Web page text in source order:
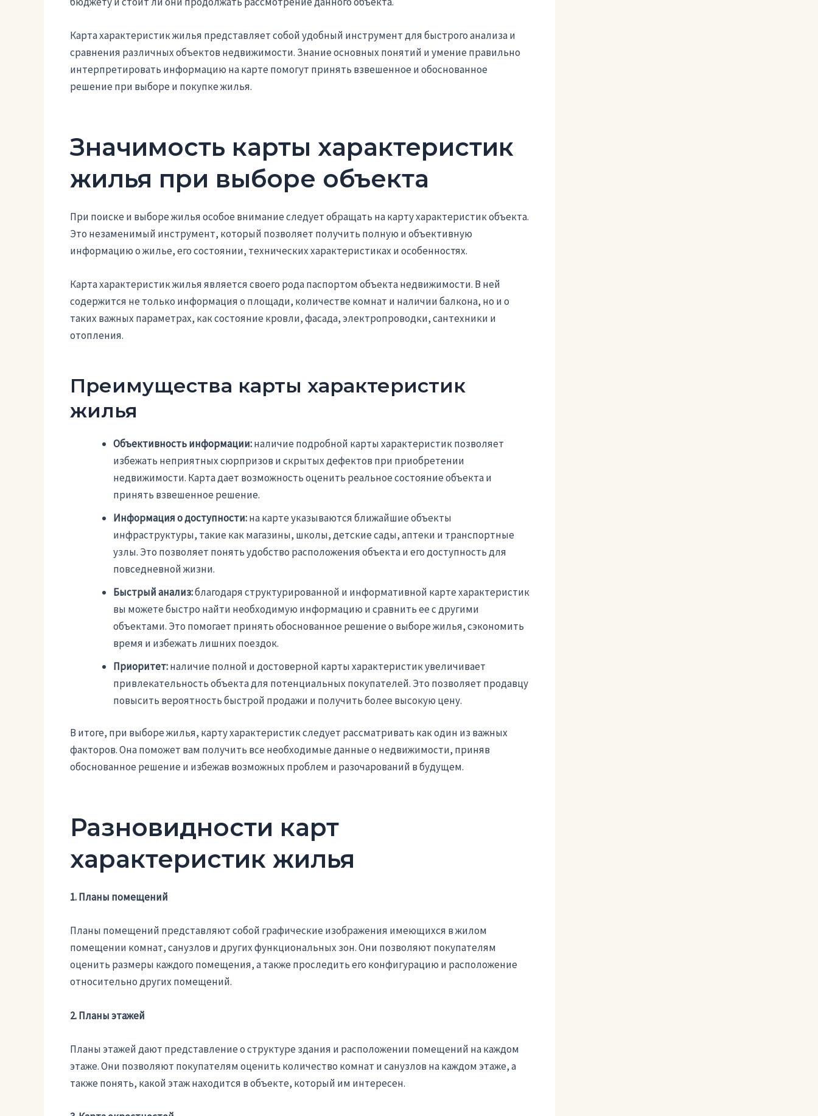
Карта характеристик жилья представляет собой удобный инструмент для быстрого анализа и
сравнения различных объектов недвижимости. Знание основных понятий и умение правильно
интерпретировать информацию на карте помогут принять взвешенное и обоснованное
решение при выборе и покупке жилья.
Значимость карты характеристик
жилья при выборе объекта
При поиске и выборе жилья особое внимание следует обращать на карту характеристик объекта.
Это незаменимый инструмент, который позволяет получить полную и объективную
информацию о жилье, его состоянии, технических характеристиках и особенностях.
Карта характеристик жилья является своего рода паспортом объекта недвижимости. В ней
содержится не только информация о площади, количестве комнат и наличии балкона, но и о
таких важных параметрах, как состояние кровли, фасада, электропроводки, сантехники и
отопления.
Преимущества карты характеристик
жилья
Объективность информации:наличие подробной карты характеристик позволяет
избежать неприятных сюрпризов и скрытых дефектов при приобретении
недвижимости. Карта дает возможность оценить реальное состояние объекта и
принять взвешенное решение.
Информация о доступности:на карте указываются ближайшие объекты
инфраструктуры, такие как магазины, школы, детские сады, аптеки и транспортные
узлы. Это позволяет понять удобство расположения объекта и его доступность для
повседневной жизни.
Быстрый анализ:благодаря структурированной и информативной карте характеристик
вы можете быстро найти необходимую информацию и сравнить ее с другими
объектами. Это помогает принять обоснованное решение о выборе жилья, сэкономить
время и избежать лишних поездок.
Приоритет:наличие полной и достоверной карты характеристик увеличивает
привлекательность объекта для потенциальных покупателей. Это позволяет продавцу
повысить вероятность быстрой продажи и получить более высокую цену.
В итоге, при выборе жилья, карту характеристик следует рассматривать как один из важных
факторов. Она поможет вам получить все необходимые данные о недвижимости, приняв
обоснованное решение и избежав возможных проблем и разочарований в будущем.
Разновидности карт
характеристик жилья
1. Планы помещений
Планы помещений представляют собой графические изображения имеющихся в жилом
помещении комнат, санузлов и других функциональных зон. Они позволяют покупателям
оценить размеры каждого помещения, а также проследить его конфигурацию и расположение
относительно других помещений.
2. Планы этажей
Планы этажей дают представление о структуре здания и расположении помещений на каждом
этаже. Они позволяют покупателям оценить количество комнат и санузлов на каждом этаже, а
также понять, какой этаж находится в объекте, который им интересен.